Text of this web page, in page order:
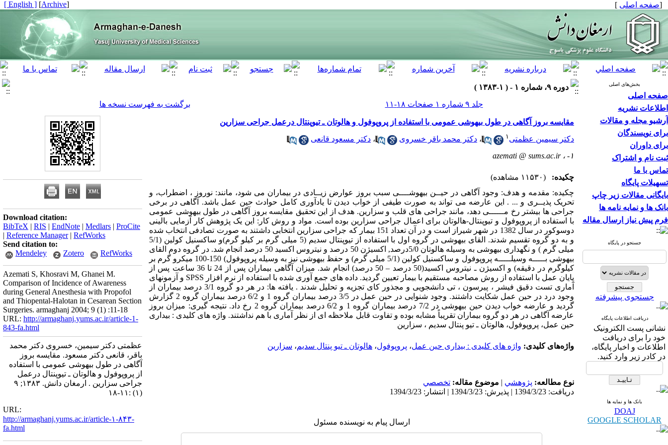
[صفحه اصلی ]
[
Archive
]
[ English ]
بخش‌های اصلی
صفحه اصلی
اطلاعات نشریه
آرشیو مجله و مقالات
برای نویسندگان
برای داوران
ثبت نام و اشتراک
تماس با ما
تسهیلات پایگاه
بایگانی مقالات زیر چاپ
بانک ها و نمایه نامه ها
فرم پیش نیاز ارسال مقاله
جستجو در پایگاه
جستجوی پیشرفته
دریافت اطلاعات پایگاه
نشانی پست الکترونیک
خود را برای دریافت
اطلاعات و اخبار پایگاه،
در کادر زیر وارد کنید.
بانک ها و نمایه ها
DOAJ
GOOGLE SCHOLAR
دوره ۹، شماره ۱ - ( ۱-۱۳۸۳ )
جلد ۹ شماره ۱ صفحات ۱۸-۱۱
برگشت به فهرست نسخه ها
مقایسه بروز آگاهی در طول بیهوشی عمومی با استفاده از پروپوفول و هالوتان ـ تیوپنتال درعمل جراحی سزارین
دکتر سیمین عظمتی ۱ ، دکتر محمد باقر خسروی ، دکتر مسعود قانعی
۱- ،
azemati @ sums.ac.ir
چکیده:
(۱۱۵۳۰ مشاهده)
چکیده: مقدمه و هدف: وجود آگاهی در حیــن بیهوشــــی سبب بروز عوارض زیــادی در بیماران می شود، مانند: نوروز ، اضطراب، و
تحریک پذیــری و ... . این عارضه می تواند به صورت طیفی از خواب دیدن تا یادآوری کامل حوادث حین عمل باشد. آگاهی در برخی
جراحی ها بیشتر رخ مــــــی دهد، مانند جراحی های قلب و سزارین. هدف از این تحقیق مقایسه بروز آگاهی در طول بیهوشی عمومی
با استفاده از پروپوفول و تیوپنتال-هالوتان برای اعمال جراحی سزارین بوده است. مواد و روش کار: این یک پژوهش کار آزمایی بالینی
دوسوکور در سال 1382 در شهر شیراز است و در آن تعداد 151 بیمار که جراحی سزارین انتخابی داشتند به صورت تصادفی انتخاب شده
و به دو گروه تقسیم شدند. القای بیهوشی در گروه اول با استفاده از تیوپنتال سدیم (5 میلی گرم بر کیلو گرم)و ساکسنیل کولین (5/1
میلی گرم ) و نگهداری بیهوشی به وسیله هالوتان 5/0درصد, اکسیژن 50 درصد و نیتروس اکسید 50 درصد انجام شد. در گروه دوم القای
بیهوشی بـــــه وسیلـــــه پروپوفول و ساکسنیل کولین (5/1 میلی گرم) و حفظ بیهوشی نیز به وسیله پروپوفول) 150-100 میکرو گرم بر
کیلوگرم در دقیقه) و اکسیژن ـ نیتروس اکسید(50 درصد – 50 درصد) انجام شد. میزان آگاهی بیماران پس از 24 تا 36 ساعت پس از
پایان عمل با استفاده از روش مصاحبه مستقیم با بیمار تعیین گردید. داده های جمع آوری شده با استفاده از نرم افزار SPSS و آزمونهای
آماری تست دقیق فیشر ، پیرسون ، تی دانشجویی و مجذور کای تجزیه و تحلیل شدند . یافته ها: در هر دو گروه 3/1 درصد بیماران از
وجود درد در حین عمل شکایت داشتند. وجود شنوایی در حین عمل در 3/5 درصد بیماران گروه 1 و 6/2 درصد بیماران گروه 2 گزارش
گردید و عارضه خواب دیدن حین بیهوشی در 7/2 درصد بیماران گروه 1 و 6/2 درصد بیماران گروه 2 رخ داد. نتیجه گیری: میزان بروز
عارضه آگاهی در هر دو گروه بیماران تقریباً مشابه بوده و تفاوت قابل ملاحظه ای از نظر آماری با هم نداشتند. واژه های کلیدی : بیداری
حین عمل، پروپوفول، هالوتان ـ تیو پنتال سدیم ، سزارین
واژه‌های کلیدی: واژه های کلیدی : بیداری حین عمل، پروپوفول، هالوتان ـ تیو پنتال سدیم، سزارین
نوع مطالعه: پژوهشي | موضوع مقاله: تخصصي
دریافت: 1394/3/23 | پذیرش: 1394/3/23 | انتشار: 1394/3/23
ارسال پیام به نویسنده مسئول
Download citation:
BibTeX | RIS | EndNote | Medlars | ProCite
| Reference Manager| RefWorks
Send citation to:
Mendeley
Zotero RefWorks
Azemati S, Khosravi M, Ghanei M.
Comparison of Incidence of Awareness
during General Anesthesia with Propofol
and Thiopental-Halotan in Cesarean Section
Surgeries. armaghanj 2004; 9 (1) :11-18
URL: http://armaghanj.yums.ac.ir/article-1-
843-fa.html
عظمتی دکتر سیمین، خسروی دکتر محمد
باقر، قانعی دکتر مسعود. مقایسه بروز
آگاهی در طول بیهوشی عمومی با استفاده
از پروپوفول و هالوتان ـ تیوپنتال درعمل
جراحی سزارین . ارمغان دانش. ۱۳۸۳; ۹
(۱) :۱۱-۱۸
URL:
http://armaghanj.yums.ac.ir/article-۱-۸۴۳-
fa.html